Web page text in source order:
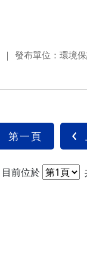
發布單位：環境
第一頁
目前位於